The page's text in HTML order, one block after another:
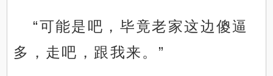
“可能是吧，毕竟老家这边傻逼
多，走吧，跟我来。”